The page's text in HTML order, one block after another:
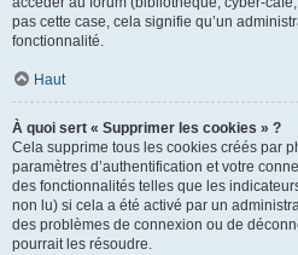
pas cette case, cela signifie qu’un
fonctionnalité.
Haut
À quoi sert « Supprimer les cookies » ?
Cela supprime tous les cookies créés par
paramètres d’authentification et votre
des fonctionnalités telles que les
non lu) si cela a été activé par un
des problèmes de connexion ou de
pourrait les résoudre.